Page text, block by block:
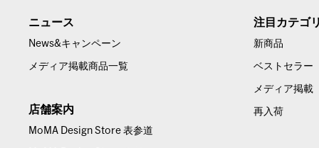
ニュース
News&キャンペーン
メディア掲載商品一覧
店舗案内
MoMA Design Store 表参道
注目カテゴ
新商品
ベストセラー
メディア掲載
再入荷